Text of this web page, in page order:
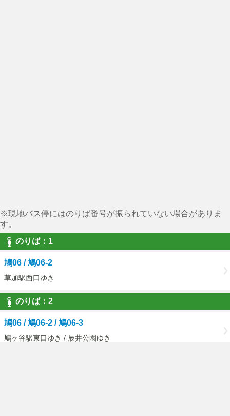
※現地バス停にはのりば番号が振られていない場合がありま
す。
のりば：1
鳩06 / 鳩06-2
草加駅西口ゆき
のりば：2
鳩06 / 鳩06-2 / 鳩06-3
鳩ヶ谷駅東口ゆき / 辰井公園ゆき